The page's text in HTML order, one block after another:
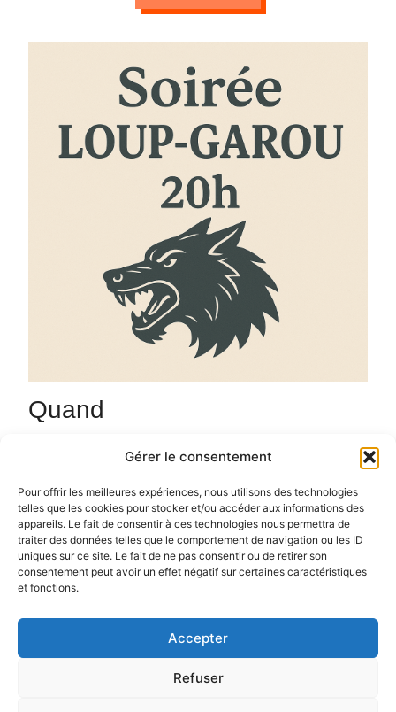
Gérer le consentement
Pour offrir les meilleures expériences, nous utilisons des technologies
telles que les cookies pour stocker et/ou accéder aux informations des
appareils. Le fait de consentir à ces technologies nous permettra de
traiter des données telles que le comportement de navigation ou les ID
uniques sur ce site. Le fait de ne pas consentir ou de retirer son
consentement peut avoir un effet négatif sur certaines caractéristiques
et fonctions.
Accepter
Refuser
Quand
6 février 2026
Ajouter au Calendrier
Télécharger ICS
Calendrier Google
Un mercredi sur 2 / et un vendredi sur 2 parties de
Loup Garou à partir de 20h, ouverture dès 19h